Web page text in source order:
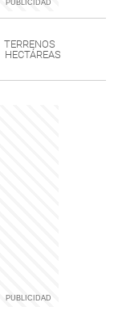
TERRENOS
HECTÁREAS